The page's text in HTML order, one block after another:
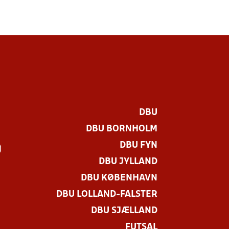
DBU
DBU BORNHOLM
DBU FYN
DBU JYLLAND
DBU KØBENHAVN
DBU LOLLAND-FALSTER
DBU SJÆLLAND